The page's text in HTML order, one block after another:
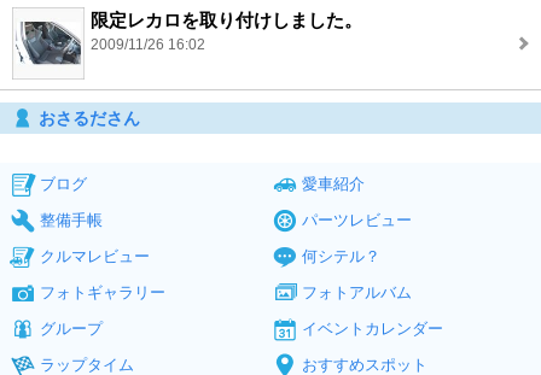
限定レカロを取り付けしました。
2009/11/26 16:02
おさるださん
ブログ
愛車紹介
整備手帳
パーツレビュー
クルマレビュー
何シテル？
フォトギャラリー
フォトアルバム
グループ
イベントカレンダー
ラップタイム
おすすめスポット